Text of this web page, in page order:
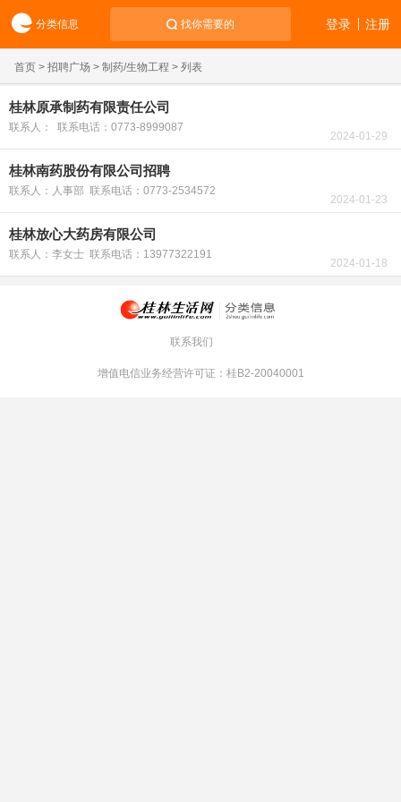
分类信息 找你需要的 注册
登录
首页 > 招聘广场 > 制药/生物工程 > 列表
桂林原承制药有限责任公司
联系人： 联系电话：0773-8999087
2024-01-29
桂林南药股份有限公司招聘
联系人：人事部 联系电话：0773-2534572
2024-01-23
桂林放心大药房有限公司
联系人：李女士 联系电话：13977322191
2024-01-18
联系我们
增值电信业务经营许可证：桂B2-20040001